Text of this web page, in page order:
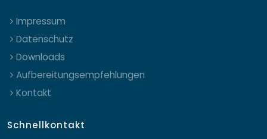
Impressum
Datenschutz
Downloads
Aufbereitungsempfehlungen
Kontakt
Schnellkontakt